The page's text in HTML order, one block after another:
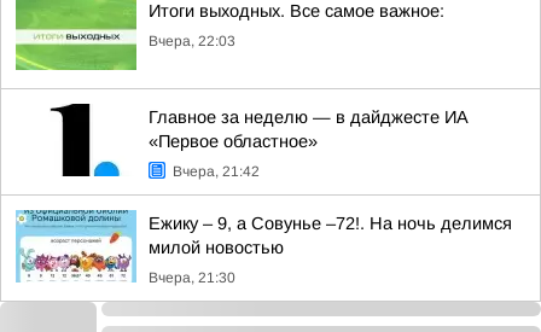
Итоги выходных. Все самое важное:
Вчера, 22:03
Главное за неделю — в дайджесте ИА
«Первое областное»
Вчера, 21:42
Ежику – 9, а Совунье –72!. На ночь делимся
милой новостью
Вчера, 21:30